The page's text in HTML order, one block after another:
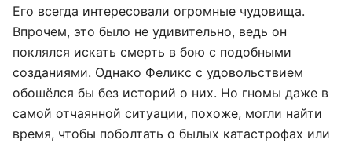
Его всегда интересовали огромные чудовища.
Впрочем, это было не удивительно, ведь он
поклялся искать смерть в бою с подобными
созданиями. Однако Феликс с удовольствием
обошёлся бы без историй о них. Но гномы даже в
самой отчаянной ситуации, похоже, могли найти
время, чтобы поболтать о былых катастрофах или